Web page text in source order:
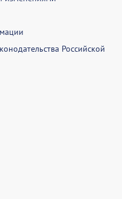
Российской